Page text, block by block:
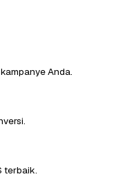
Anda.
terbaik.